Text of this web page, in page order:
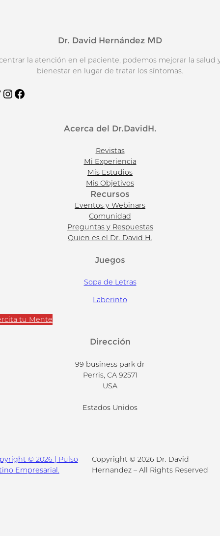
Dr. David Hernández MD
la atención en el paciente, podemos mejorar la salud
bienestar en lugar de tratar los síntomas.
Acerca del Dr.DavidH.
Revistas
Mi Experiencia
Mis Estudios
Mis Objetivos
Recursos
Eventos y Webinars
Comunidad
Preguntas y Respuestas
Quien es el Dr. David H.
Juegos
Sopa de Letras
Laberinto
tu Mente
Dirección
99 business park dr
Perris, CA 92571
USA
Estados Unidos
© 2026 | Pulso
Empresarial.
Copyright © 2026 Dr. David
Hernandez – All Rights Reserved